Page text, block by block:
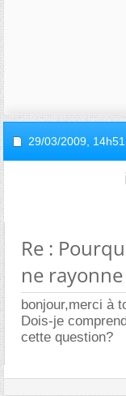
29/03/2009, 14h51
Re :
ne rayonne
bonjour,merci à
Dois-je
cette question?